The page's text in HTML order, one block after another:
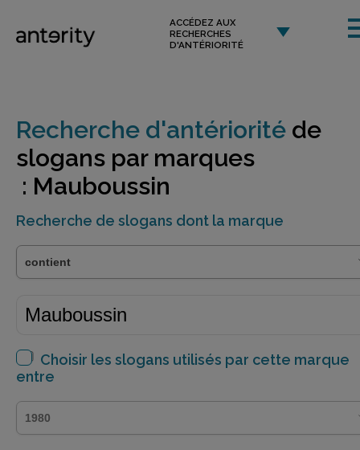
ACCÉDEZ AUX
RECHERCHES
D'ANTÉRIORITÉ
Recherche d'antériorité de
slogans par marques
: Mauboussin
Recherche de slogans dont la marque
Choisir les slogans utilisés par cette marque
entre